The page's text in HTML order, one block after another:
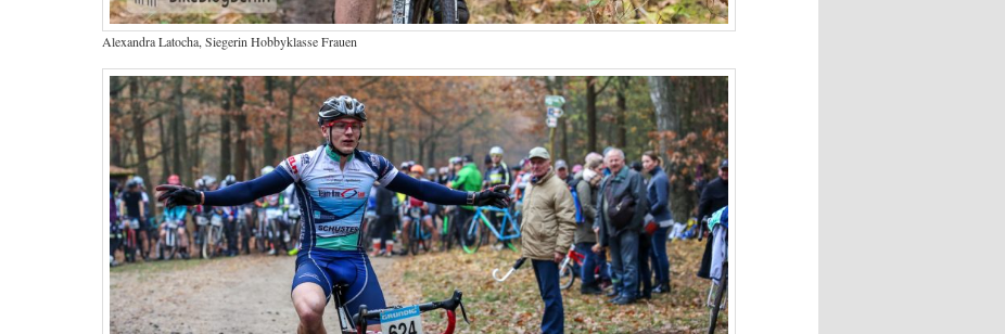
Alexandra Latocha, Siegerin Hobbyklasse Frauen